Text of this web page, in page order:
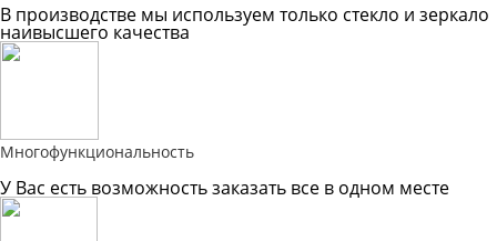
В производстве мы используем только стекло и зеркало
наивысшего качества
Многофункциональность
У Вас есть возможность заказать все в одном месте